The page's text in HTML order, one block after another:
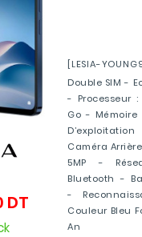
[LESIA-
Double SIM -
- Processeur :
Go - Mémoire
Caméra
5MP -
Bluetooth -
-
Couleur Bleu
An
DTPrix